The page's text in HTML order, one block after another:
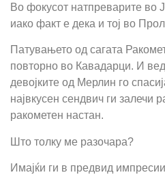
Во фокусот натпреварите во
иако факт е дека и тој во
Патувањето од сагата
повторно во Кавадарци. И
девојките од Мерлин го
највкусен сендвич ги залечи
ракометен настан.
Што толку ме разочара?
Имајќи ги в предвид